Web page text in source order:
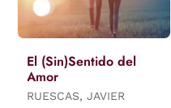
El (Sin)Sentido del
Amor
RUESCAS, JAVIER